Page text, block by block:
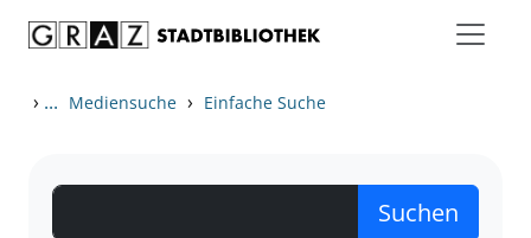
› ... Mediensuche › Einfache Suche